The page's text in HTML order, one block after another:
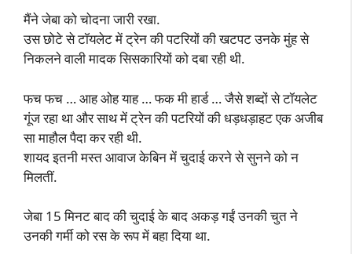
मैंने जेबा को चोदना जारी रखा.
उस छोटे से टॉयलेट में ट्रेन की पटरियों की खटपट उनके मुंह से
निकलने वाली मादक सिसकारियों को दबा रही थी.
फच फच … आह ओह याह … फक मी हार्ड … जैसे शब्दों से टॉयलेट
गूंज रहा था और साथ में ट्रेन की पटरियों की धड़धड़ाहट एक अजीब
सा माहौल पैदा कर रही थी.
शायद इतनी मस्त आवाज केबिन में चुदाई करने से सुनने को न
मिलतीं.
जेबा 15 मिनट बाद की चुदाई के बाद अकड़ गईं उनकी चुत ने
उनकी गर्मी को रस के रूप में बहा दिया था.